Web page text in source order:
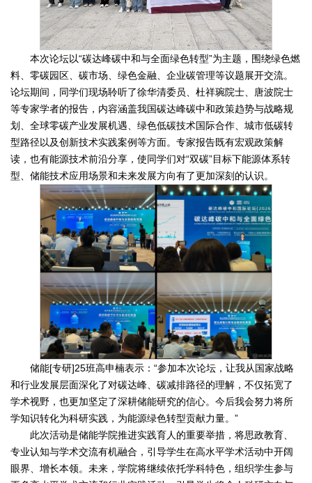
本次论坛以“碳达峰碳中和与全面绿色转型”为主题，围绕绿色燃
料、零碳园区、碳市场、绿色金融、企业碳管理等议题展开交流。
论坛期间，同学们现场聆听了徐华清委员、杜祥琬院士、唐波院士
等专家学者的报告，内容涵盖我国碳达峰碳中和政策趋势与战略规
划、全球零碳产业发展机遇、绿色低碳技术国际合作、城市低碳转
型路径以及创新技术实践案例等方面。专家报告既有宏观政策解
读，也有能源技术前沿分享，使同学们对“双碳”目标下能源体系转
型、储能技术应用场景和未来发展方向有了更加深刻的认识。
储能[专研]25班高申楠表示：“参加本次论坛，让我从国家战略
和行业发展层面深化了对碳达峰、碳减排路径的理解，不仅拓宽了
学术视野，也更加坚定了深耕储能研究的信心。今后我会努力将所
学知识转化为科研实践，为能源绿色转型贡献力量。”
此次活动是储能学院推进实践育人的重要举措，将思政教育、
专业认知与学术交流有机融合，引导学生在高水平学术活动中开阔
眼界、增长本领。未来，学院将继续依托学科特色，组织学生参与